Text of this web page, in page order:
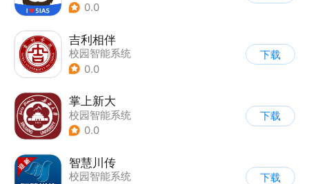
0.0
吉利相伴
校园智能系统
0.0
下载
掌上新大
校园智能系统
0.0
下载
智慧川传
校园智能系统
下载